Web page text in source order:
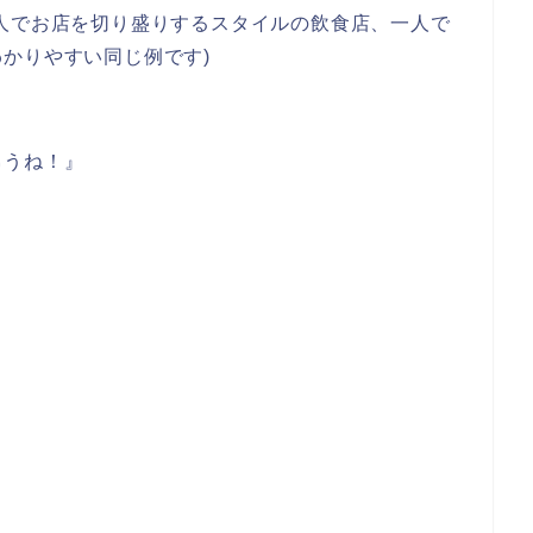
お店を切り盛りするスタイルの飲食店、一人で
りやすい同じ例です)
ね！』